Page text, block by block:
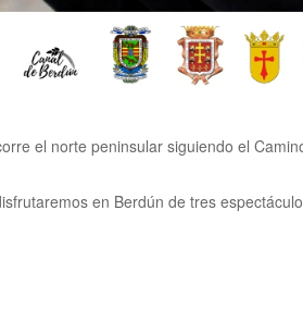
el norte peninsular siguiendo el
en Berdún de tres